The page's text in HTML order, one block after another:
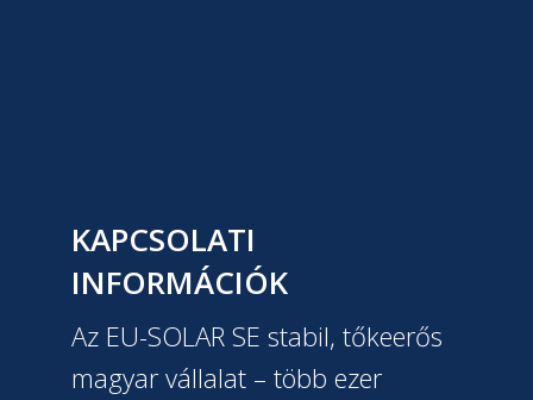
KAPCSOLATI
INFORMÁCIÓK
Az EU-SOLAR SE stabil, tőkeerős
magyar vállalat – több ezer